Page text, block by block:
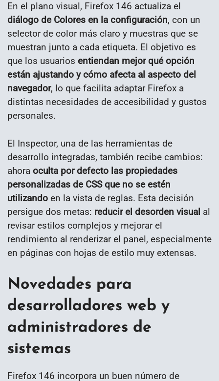
En el plano visual, Firefox 146 actualiza el
diálogo de Colores en la configuración, con un
selector de color más claro y muestras que se
muestran junto a cada etiqueta. El objetivo es
que los usuarios entiendan mejor qué opción
están ajustando y cómo afecta al aspecto del
navegador, lo que facilita adaptar Firefox a
distintas necesidades de accesibilidad y gustos
personales.
El Inspector, una de las herramientas de
desarrollo integradas, también recibe cambios:
ahora oculta por defecto las propiedades
personalizadas de CSS que no se estén
utilizando en la vista de reglas. Esta decisión
persigue dos metas: reducir el desorden visual al
revisar estilos complejos y mejorar el
rendimiento al renderizar el panel, especialmente
en páginas con hojas de estilo muy extensas.
Novedades para
desarrolladores web y
administradores de
sistemas
Firefox 146 incorpora un buen número de